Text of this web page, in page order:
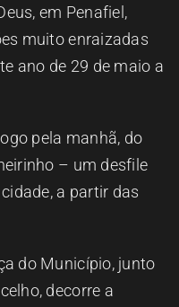
A RCP
CONTACTOS
OUVIR
em Penafiel,
muito enraizadas
ano de 29 de maio a
pela manhã, do
– um desfile
a partir das
do Município, junto
decorre a